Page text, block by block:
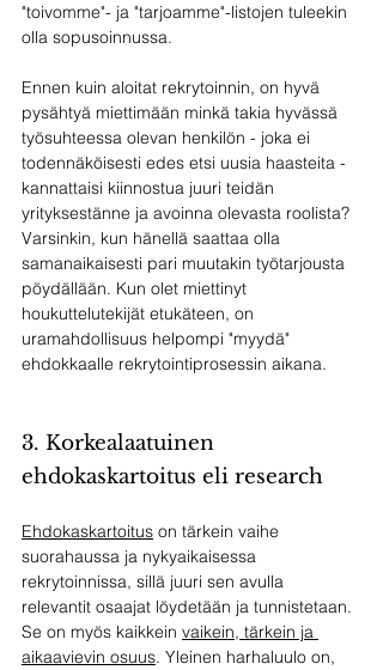
"toivomme"- ja "tarjoamme"-listojen tuleekin
olla sopusoinnussa.
Ennen kuin aloitat rekrytoinnin, on hyvä
pysähtyä miettimään minkä takia hyvässä
työsuhteessa olevan henkilön - joka ei
todennäköisesti edes etsi uusia haasteita -
kannattaisi kiinnostua juuri teidän
yrityksestänne ja avoinna olevasta roolista?
Varsinkin, kun hänellä saattaa olla
samanaikaisesti pari muutakin työtarjousta
pöydällään. Kun olet miettinyt
houkuttelutekijät etukäteen, on
uramahdollisuus helpompi "myydä"
ehdokkaalle rekrytointiprosessin aikana.
3. Korkealaatuinen
ehdokaskartoitus eli research
Ehdokaskartoitus on tärkein vaihe
suorahaussa ja nykyaikaisessa
rekrytoinnissa, sillä juuri sen avulla
relevantit osaajat löydetään ja tunnistetaan.
Se on myös kaikkein vaikein, tärkein ja
aikaavievin osuus. Yleinen harhaluulo on,